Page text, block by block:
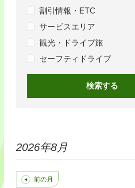
割引情報・ETC
サービスエリア
観光・ドライブ旅
セーフティドライブ
検索する
2026年8月
前の月